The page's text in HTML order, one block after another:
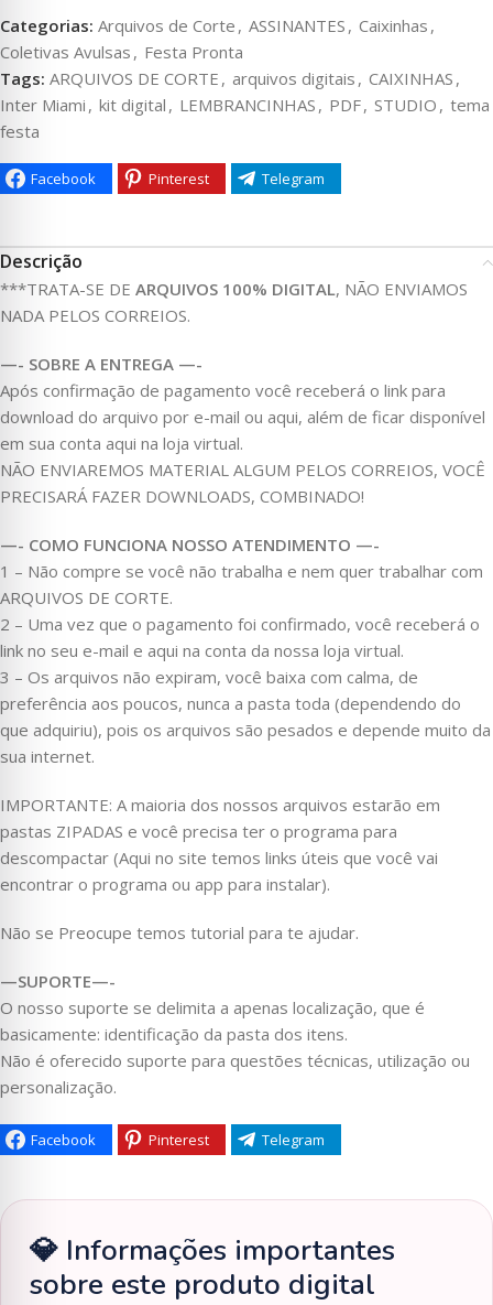
Categorias: Arquivos de Corte , ASSINANTES , Caixinhas ,
Coletivas Avulsas , Festa Pronta
Tags: ARQUIVOS DE CORTE , arquivos digitais , CAIXINHAS ,
Inter Miami , kit digital , LEMBRANCINHAS , PDF, STUDIO , tema
festa
Facebook Pinterest Telegram
Descrição
***TRATA-SE DE ARQUIVOS 100% DIGITAL, NÃO ENVIAMOS
NADA PELOS CORREIOS.
—- SOBRE A ENTREGA —-
Após confirmação de pagamento você receberá o link para
download do arquivo por e-mail ou aqui, além de ficar disponível
em sua conta aqui na loja virtual.
NÃO ENVIAREMOS MATERIAL ALGUM PELOS CORREIOS, VOCÊ
PRECISARÁ FAZER DOWNLOADS, COMBINADO!
—- COMO FUNCIONA NOSSO ATENDIMENTO —-
1 – Não compre se você não trabalha e nem quer trabalhar com
ARQUIVOS DE CORTE.
2 – Uma vez que o pagamento foi confirmado, você receberá o
link no seu e-mail e aqui na conta da nossa loja virtual.
3 – Os arquivos não expiram, você baixa com calma, de
preferência aos poucos, nunca a pasta toda (dependendo do
que adquiriu), pois os arquivos são pesados e depende muito da
sua internet.
IMPORTANTE: A maioria dos nossos arquivos estarão em
pastas ZIPADAS e você precisa ter o programa para
descompactar (Aqui no site temos links úteis que você vai
encontrar o programa ou app para instalar).
Não se Preocupe temos tutorial para te ajudar.
—SUPORTE—-
O nosso suporte se delimita a apenas localização, que é
basicamente: identificação da pasta dos itens.
Não é oferecido suporte para questões técnicas, utilização ou
personalização.
Facebook Pinterest Telegram
💎 Informações importantes
sobre este produto digital